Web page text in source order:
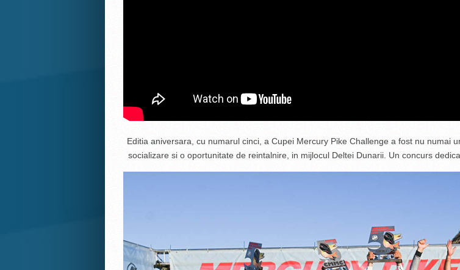
Editia aniversara, cu numarul cinci, a Cupei Mercury Pike Challenge a fost nu numai
socializare si o oportunitate de reintalnire, in mijlocul Deltei Dunarii. Un concurs